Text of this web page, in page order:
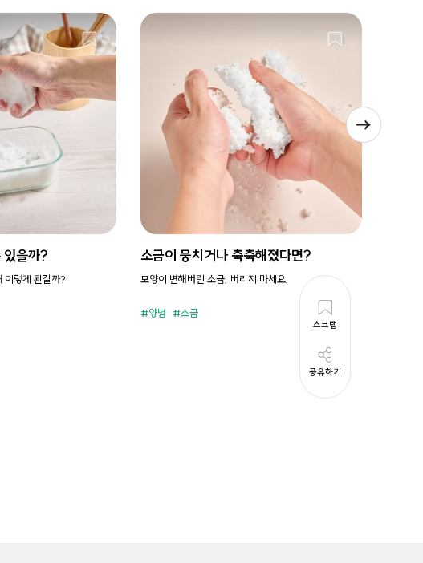
스크랩
공유하기
있을까?
이렇게 된걸까?
소금이 뭉치거나 축축해졌다면?
모양이 변해버린 소금, 버리지 마세요!
양념 소금